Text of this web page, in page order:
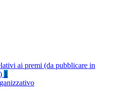
ai premi (da pubblicare in
1